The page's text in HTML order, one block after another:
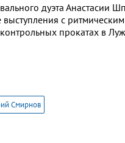
дуэта Анастасии
выступления с ритмическим
прокатах в
Смирнов